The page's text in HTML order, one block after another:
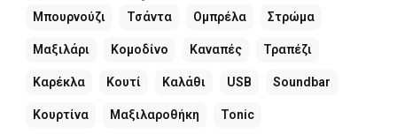
Μπουρνούζι Τσάντα Ομπρέλα Στρώμα
Μαξιλάρι Κομοδίνο Καναπές Τραπέζι
Καρέκλα Κουτί Καλάθι USB Soundbar
Κουρτίνα Μαξιλαροθήκη Tonic